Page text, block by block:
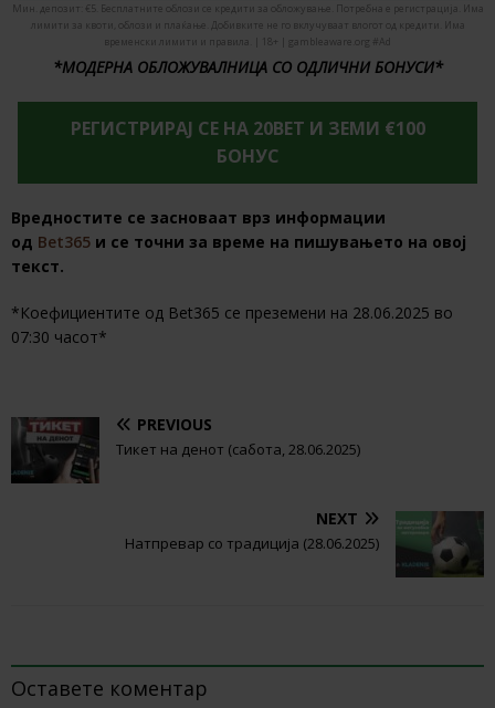
Мин. депозит: €5. Бесплатните облози се кредити за обложување. Потребна е регистрација. Има
лимити за квоти, облози и плаќање. Добивките не го вклучуваат влогот од кредити. Има
временски лимити и правила. | 18+ | gambleaware.org #Ad
*МОДЕРНА ОБЛОЖУВАЛНИЦА СО ОДЛИЧНИ БОНУСИ*
РЕГИСТРИРАЈ СЕ НА 20BET И ЗЕМИ €100
БОНУС
Вредностите се засноваат врз информации
од Bet365 и се точни за време на пишувањето на овој
текст.
*Коефициентите од Bet365 се преземени на 28.06.2025 во
07:30 часот*
PREVIOUS
Тикет на денот (сабота, 28.06.2025)
NEXT
Натпревар со традиција (28.06.2025)
Оставете коментар